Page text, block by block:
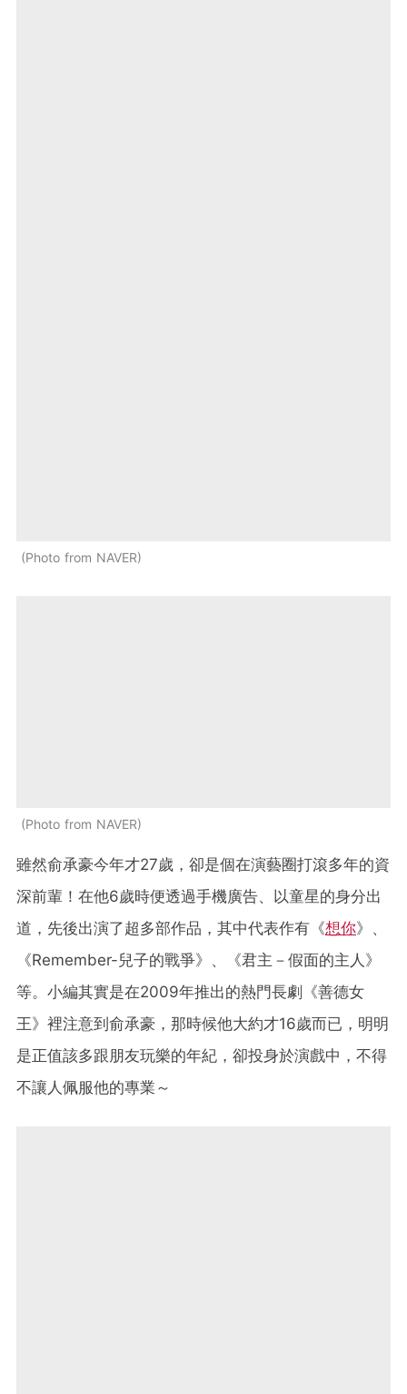
Photo from NAVER
Photo from NAVER
雖然俞承豪今年才27歲，卻是個在演藝圈打滾多年的資
深前輩！在他6歲時便透過手機廣告、以童星的身分出
道，先後出演了超多部作品，其中代表作有《想你》、
《Remember-兒子的戰爭》、《君主－假面的主人》
等。小編其實是在2009年推出的熱門長劇《善德女
王》裡注意到俞承豪，那時候他大約才16歲而已，明明
是正值該多跟朋友玩樂的年紀，卻投身於演戲中，不得
不讓人佩服他的專業～